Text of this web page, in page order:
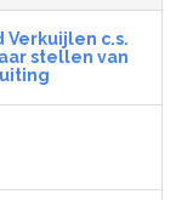
c.s.
stellen van